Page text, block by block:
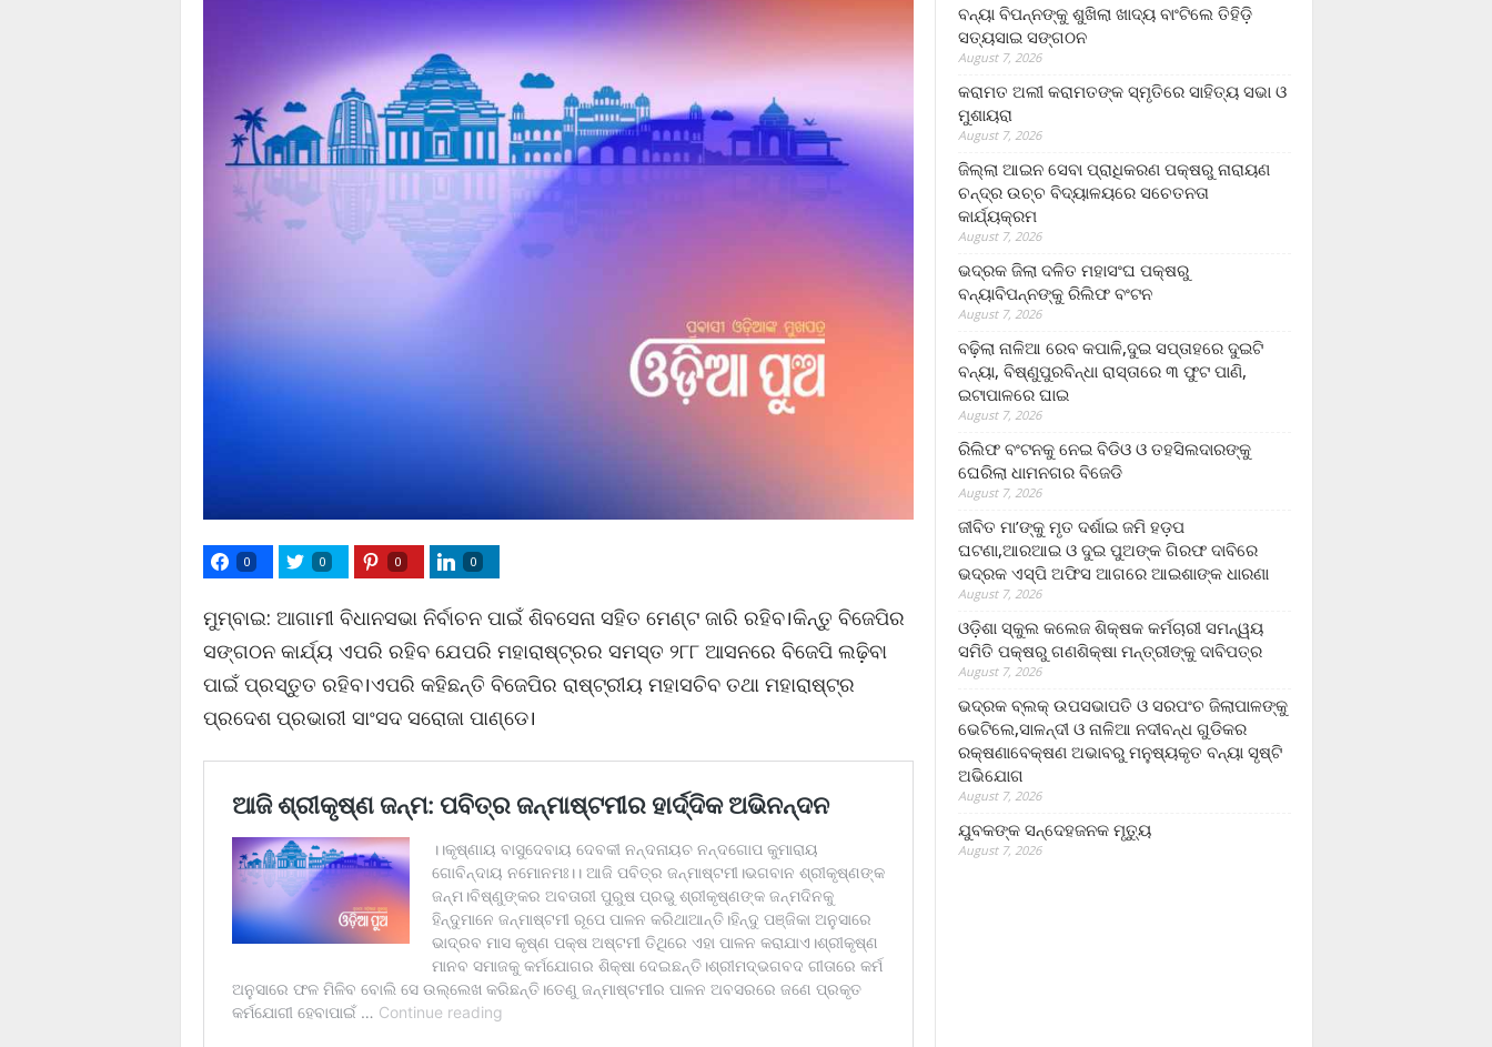
0 0 0 0
ମୁମ୍ବାଇ: ଆଗାମୀ ବିଧାନସଭା ନିର୍ବାଚନ ପାଇଁ ଶିବସେନା ସହିତ ମେଣ୍ଟ ଜାରି ରହିବ।କିନ୍ତୁ ବିଜେପିର
ସଙ୍ଗଠନ କାର୍ଯ୍ୟ ଏପରି ରହିବ ଯେପରି ମହାରାଷ୍ଟ୍ରର ସମସ୍ତ ୨୮୮ ଆସନରେ ବିଜେପି ଲଢ଼ିବା
ପାଇଁ ପ୍ରସ୍ତୁତ ରହିବ।ଏପରି କହିଛନ୍ତି ବିଜେପିର ରାଷ୍ଟ୍ରୀୟ ମହାସଚିବ ତଥା ମହାରାଷ୍ଟ୍ର
ପ୍ରଦେଶ ପ୍ରଭାରୀ ସାଂସଦ ସରୋଜା ପାଣ୍ଡେ।
ବନ୍ୟା ବିପନ୍ନଙ୍କୁ ଶୁଖିଲା ଖାଦ୍ୟ ବାଂଟିଲେ ତିହିଡି଼
ସତ୍ୟସାଇ ସଙ୍ଗଠନ
August 7, 2026
କରାମତ ଅଲୀ କରାମତଙ୍କ ସ୍ମୃତିରେ ସାହିତ୍ୟ ସଭା ଓ
ମୁଶାୟରା
August 7, 2026
ଜିଲ୍ଲା ଆଇନ ସେବା ପ୍ରାଧିକରଣ ପକ୍ଷରୁ ନାରାୟଣ
ଚନ୍ଦ୍ର ଉଚ୍ଚ ବିଦ୍ୟାଳୟରେ ସଚେତନତା
କାର୍ଯ୍ୟକ୍ରମ
August 7, 2026
ଭଦ୍ରକ ଜିଲା ଦଳିତ ମହାସଂଘ ପକ୍ଷରୁ
ବନ୍ୟାବିପନ୍ନଙ୍କୁ ରିଲିଫ ବଂଟନ
August 7, 2026
ବଢ଼ିଲା ନାଳିଆ ରେବ କପାଳି,ଦୁଇ ସପ୍ତାହରେ ଦୁଇଟି
ବନ୍ୟା, ବିଷ୍ଣୁପୁରବିନ୍ଧା ରାସ୍ତାରେ ୩ ଫୁଟ ପାଣି,
ଇଟାପାଳରେ ଘାଇ
August 7, 2026
ରିଲିଫ ବଂଟନକୁ ନେଇ ବିଡିଓ ଓ ତହସିଲଦାରଙ୍କୁ
ଘେରିଲା ଧାମନଗର ବିଜେଡି
August 7, 2026
ଜୀବିତ ମା’ଙ୍କୁ ମୃତ ଦର୍ଶାଇ ଜମି ହଡ଼ପ
ଘଟଣା,ଆରଆଇ ଓ ଦୁଇ ପୁଅଙ୍କ ଗିରଫ ଦାବିରେ
ଭଦ୍ରକ ଏସ୍‌ପି ଅଫିସ ଆଗରେ ଆଇଶାଙ୍କ ଧାରଣା
August 7, 2026
ଓଡ଼ିଶା ସ୍କୁଲ କଲେଜ ଶିକ୍ଷକ କର୍ମଚାରୀ ସମନ୍ୱୟ
ସମିତି ପକ୍ଷରୁ ଗଣଶିକ୍ଷା ମନ୍ତ୍ରୀଙ୍କୁ ଦାବିପତ୍ର
August 7, 2026
ଭଦ୍ରକ ବ୍ଲକ୍ ଉପସଭାପତି ଓ ସରପଂଚ ଜିଲାପାଳଙ୍କୁ
ଭେଟିଲେ,ସାଳନ୍ଦୀ ଓ ନାଳିଆ ନଦୀବନ୍ଧ ଗୁଡିକର
ରକ୍ଷଣାବେକ୍ଷଣ ଅଭାବରୁ ମନୁଷ୍ୟକୃତ ବନ୍ୟା ସୃଷ୍ଟି
ଅଭିଯୋଗ
August 7, 2026
ଯୁବକଙ୍କ ସନ୍ଦେହଜନକ ମୃତ୍ୟୁ
August 7, 2026